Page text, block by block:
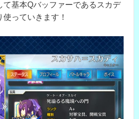
て基本Qバッファーであるスカデ
っていきます！